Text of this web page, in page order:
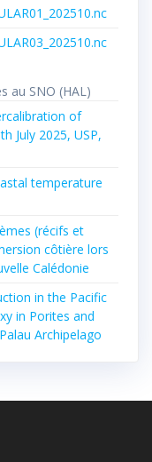
au SNO (HAL)
of
July 2025, USP,
temperature
(récifs et
côtière lors
Calédonie
in the Pacific
in Porites and
Archipelago